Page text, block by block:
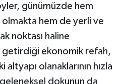
günümüzde hem
olmakta hem de yerli ve
noktası haline
ekonomik refah,
altyapı olanaklarının hızla
dokunun da